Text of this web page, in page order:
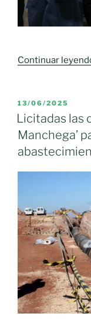
Continuar
PUBLICADO
EL
13/06/2025
Licitadas las
Manchega’